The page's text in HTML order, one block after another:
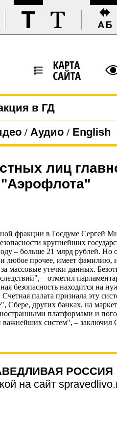
в ГД
/ Аудио / English
лиц
фракции в Госдуме Сергей
крупнейших
– больше 21 млрд рублей. Но
любое прочее, имеет фамилию,
массовые утечки данных.
– отметил
безопасность находится на
палата признала эту
Сбере, других банках, на
платформами и
важнейших систем", –
РОССИЯ
на сайт